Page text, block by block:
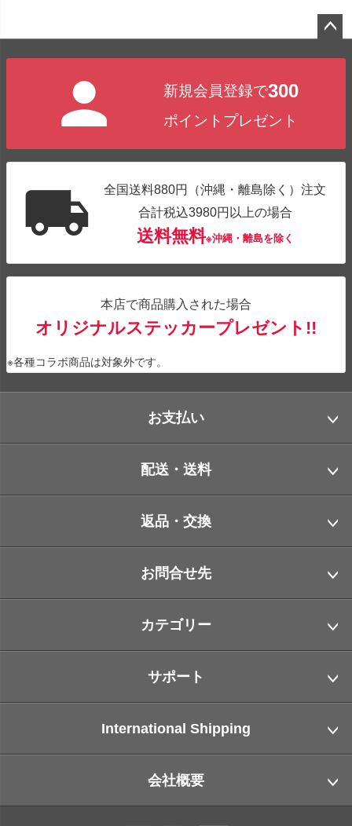
新規会員登録で300
ポイントプレゼント
全国送料880円（沖縄・離島除く）注文
合計税込3980円以上の場合
送料無料※沖縄・離島を除く
本店で商品購入された場合
オリジナルステッカープレゼント!!
※各種コラボ商品は対象外です。
お支払い
配送・送料
返品・交換
お問合せ先
カテゴリー
サポート
International Shipping
会社概要